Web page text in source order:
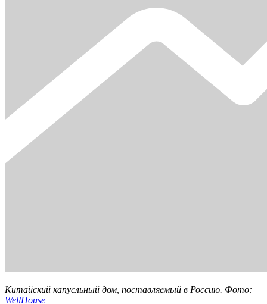
Китайский капусльный дом, поставляемый в Россию. Фото:
WellHouse